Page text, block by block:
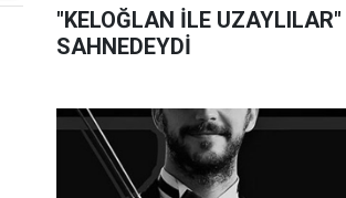
"KELOĞLAN İLE UZAYLILAR"
SAHNEDEYDİ